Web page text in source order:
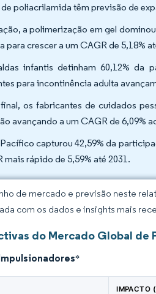
poliacrilamida têm previsão de
a polimerização em gel
para crescer a um CAGR de 5,18%
infantis detinham 60,12% da
para incontinência adulta
os fabricantes de cuidados
avançando a um CAGR de 6,09%
capturou 42,59% da
mais rápido de 5,59% até 2031.
de mercado e previsão neste
com os dados e insights mais
do Mercado Global de
*
IMPACTO